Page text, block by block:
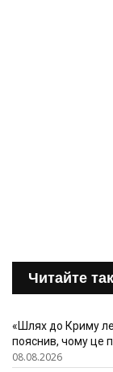
Читайте
«Шлях до Криму
пояснив, чому це
08.08.2026